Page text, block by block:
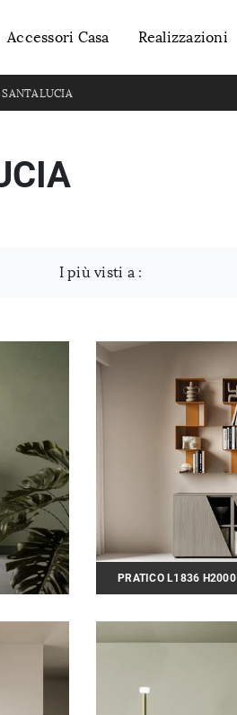
Accessori Casa Realizzazioni
I più visti a :
PRATICO L1836 H2000